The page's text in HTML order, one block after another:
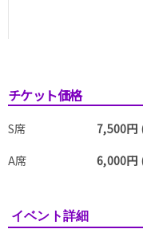
チケット価格
S席
7,500円
A席
6,000円
イベント詳細